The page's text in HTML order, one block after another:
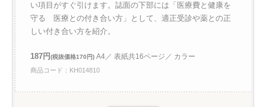
い項目がすぐ引けます。誌面の下部には「医療費と健康を
守る 医療との付き合い方」として、適正受診や薬との正
しい付き合い方を紹介。
187円(税抜価格170円) A4／ 表紙共16ページ／ カラー
商品コード：KH014810